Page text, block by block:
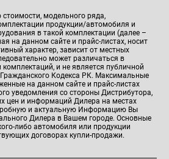
модельного ряда,
продукции/автомобиля и
в такой комплектации (далее –
на данном сайте и прайс-листах, носит
характер, зависит от местных
может различаться в
и не является публичной
Кодекса РК. Максимальные
на данном сайте и прайс-листах
уведомления со стороны Дистрибутора,
цен и информаций Дилера на местах
и актуальную Информацию Вы
Дилера в Вашем городе. Основные
либо автомобиля или продукции
договорах купли-продажи.